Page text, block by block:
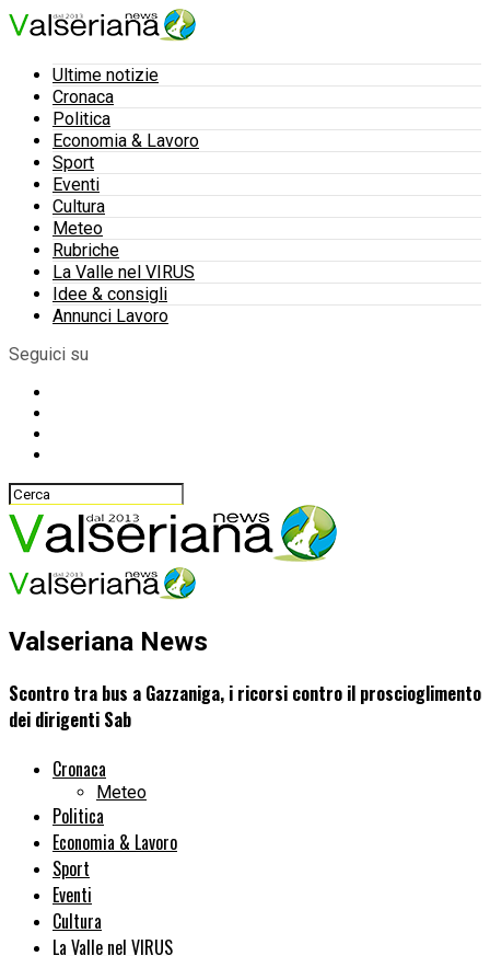
Ultime notizie
Cronaca
Politica
Economia & Lavoro
Sport
Eventi
Cultura
Meteo
Rubriche
La Valle nel VIRUS
Idee & consigli
Annunci Lavoro
Seguici su
Valseriana News
Scontro tra bus a Gazzaniga, i ricorsi contro il proscioglimento
dei dirigenti Sab
Cronaca
Meteo
Politica
Economia & Lavoro
Sport
Eventi
Cultura
La Valle nel VIRUS